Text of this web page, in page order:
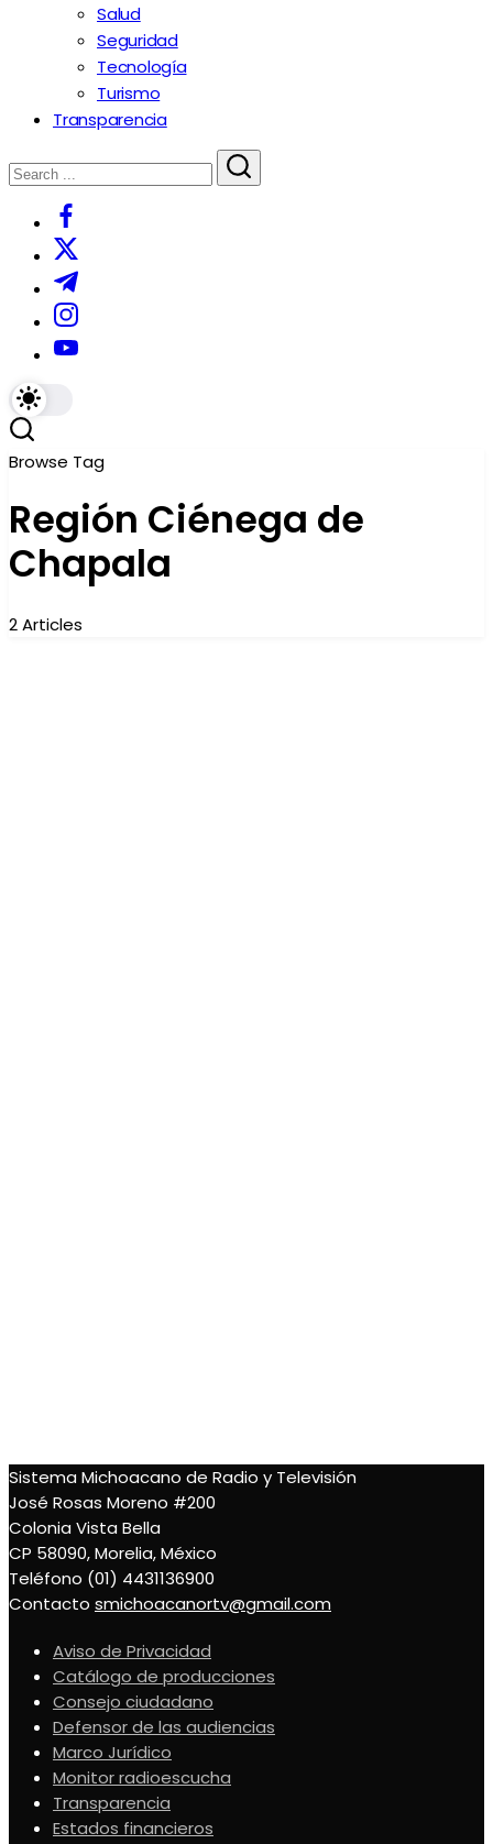
Salud
Seguridad
Tecnología
Turismo
Transparencia
Browse Tag
Región Ciénega de
Chapala
2 Articles
Colonia Vista Bella
CP 58090, Morelia, México
Teléfono (01) 4431136900
Contactosmichoacanortv@gmail.com
Sistema Michoacano de Radio y Televisión
José Rosas Moreno #200
Colonia Vista Bella
CP 58090, Morelia, México
Teléfono (01) 4431136900
Contacto smichoacanortv@gmail.com
Aviso de Privacidad
Catálogo de producciones
Consejo ciudadano
Defensor de las audiencias
Marco Jurídico
Monitor radioescucha
Transparencia
Estados financieros